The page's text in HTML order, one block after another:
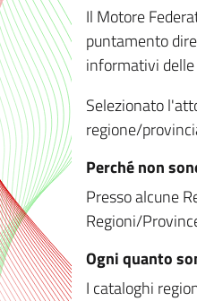
Il Motore
puntamento
informativi
Selezionato
regione/
Perché non
Presso alcune
Regioni/
Ogni quanto
I cataloghi